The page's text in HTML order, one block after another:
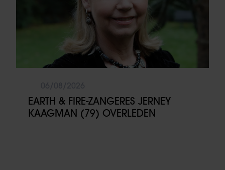
EARTH & FIRE-ZANGERES JERNEY
KAAGMAN (79) OVERLEDEN